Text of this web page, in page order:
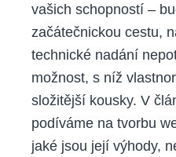
vašich schopností –
začátečnickou cestu,
technické nadání
možnost, s níž
složitější kousky. V
podíváme na tvorbu
jaké jsou její výhody,